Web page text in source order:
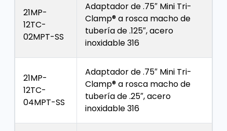
21MP-
12TC-
02MPT-SS
Adaptador de .75″ Mini Tri-
Clamp® a rosca macho de
tubería de .125″, acero
inoxidable 316
21MP-
12TC-
04MPT-SS
Adaptador de .75″ Mini Tri-
Clamp® a rosca macho de
tubería de .25″, acero
inoxidable 316